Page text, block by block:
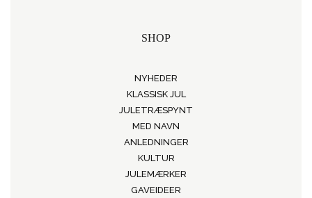
SHOP
NYHEDER
KLASSISK JUL
JULETRÆSPYNT
MED NAVN
ANLEDNINGER
KULTUR
JULEMÆRKER
GAVEIDEER